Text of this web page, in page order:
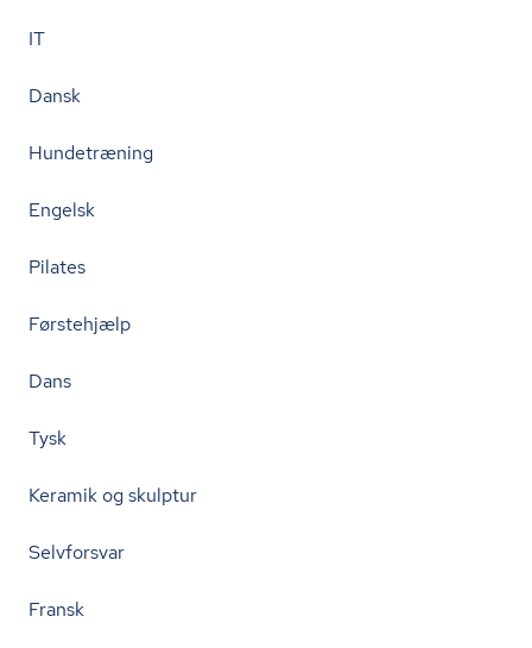
IT
Dansk
Hundetræning
Engelsk
Pilates
Førstehjælp
Dans
Tysk
Keramik og skulptur
Selvforsvar
Fransk